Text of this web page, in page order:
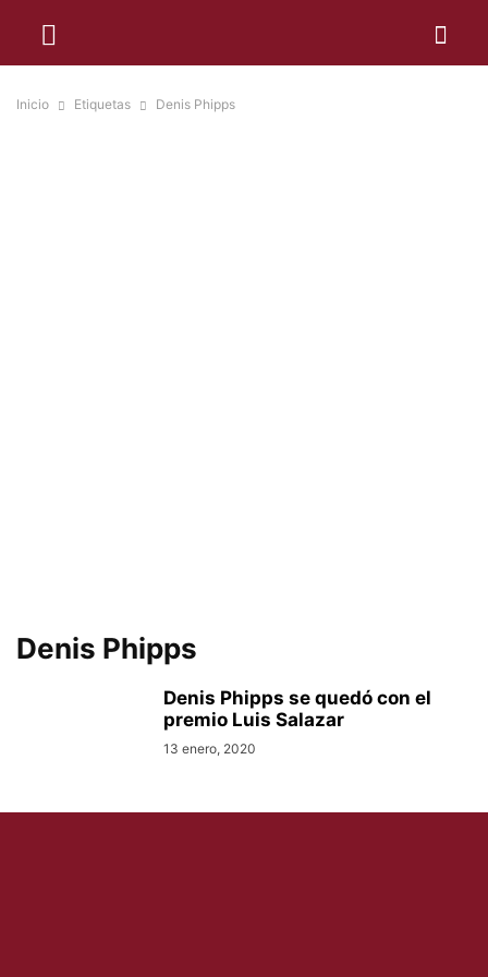
Inicio Etiquetas Denis Phipps
Denis Phipps
Denis Phipps se quedó con el
premio Luis Salazar
13 enero, 2020